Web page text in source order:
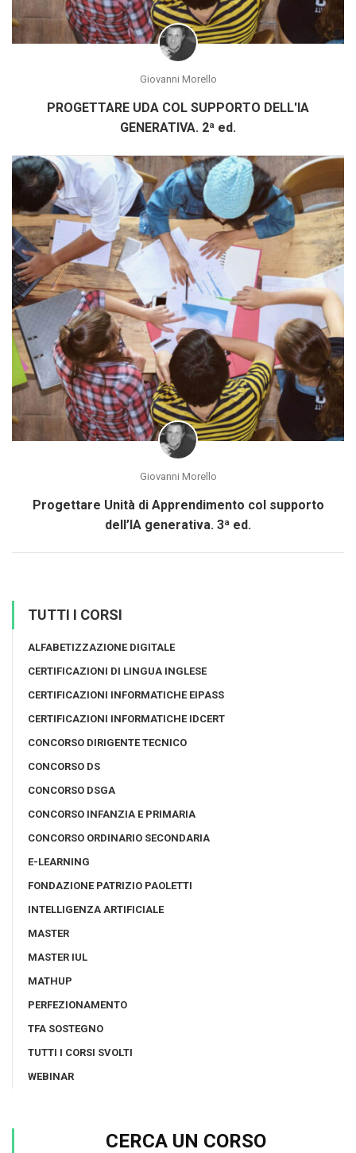
Giovanni Morello
PROGETTARE UDA COL SUPPORTO DELL'IA
GENERATIVA. 2ª ed.
Giovanni Morello
Progettare Unità di Apprendimento col supporto
dell’IA generativa. 3ª ed.
TUTTI I CORSI
ALFABETIZZAZIONE DIGITALE
CERTIFICAZIONI DI LINGUA INGLESE
CERTIFICAZIONI INFORMATICHE EIPASS
CERTIFICAZIONI INFORMATICHE IDCERT
CONCORSO DIRIGENTE TECNICO
CONCORSO DS
CONCORSO DSGA
CONCORSO INFANZIA E PRIMARIA
CONCORSO ORDINARIO SECONDARIA
E-LEARNING
FONDAZIONE PATRIZIO PAOLETTI
INTELLIGENZA ARTIFICIALE
MASTER
MASTER IUL
MATHUP
PERFEZIONAMENTO
TFA SOSTEGNO
TUTTI I CORSI SVOLTI
WEBINAR
CERCA UN CORSO